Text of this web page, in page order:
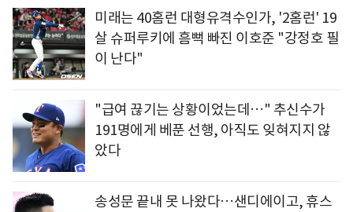
미래는 40홈런 대형유격수인가, '2홈런' 19
살 슈퍼루키에 흠뻑 빠진 이호준 "강정호 필
이 난다"
"급여 끊기는 상황이었는데…" 추신수가
191명에게 베푼 선행, 아직도 잊혀지지 않
았다
송성문 끝내 못 나왔다…샌디에이고, 휴스